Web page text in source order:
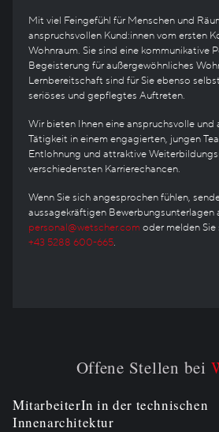
Mit viel Feingefühl für Menschen und
anspruchsvollen Kund:innen vom ersten
Wohnraum. Sie sind eine kommunikative
Begeisterung für außergewöhnliches
Lernbereitschaft sind für Sie ebenso
seriöses und gepflegtes Auftreten.
Wir bieten Ihnen eine anspruchsvolle und
Tätigkeit in einem engagierten, jungen
Entlohnung und attraktive
verschiedensten Karrierechancen.
Wenn Sie sich angesprochen fühlen,
aussagekräftigen Bewerbungsunterlagen
personal@wetscher.comoder melden Sie
+43 5288 600-665.
Offene Stellen bei
MitarbeiterIn in der technischen
Innenarchitektur